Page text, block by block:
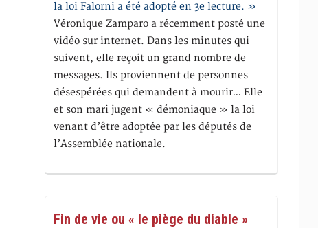
la loi Falorni a été adopté en 3e lecture. »
Véronique Zamparo a récemment posté une
vidéo sur internet. Dans les minutes qui
suivent, elle reçoit un grand nombre de
messages. Ils proviennent de personnes
désespérées qui demandent à mourir… Elle
et son mari jugent « démoniaque » la loi
venant d’être adoptée par les députés de
l’Assemblée nationale.
Fin de vie ou « le piège du diable »